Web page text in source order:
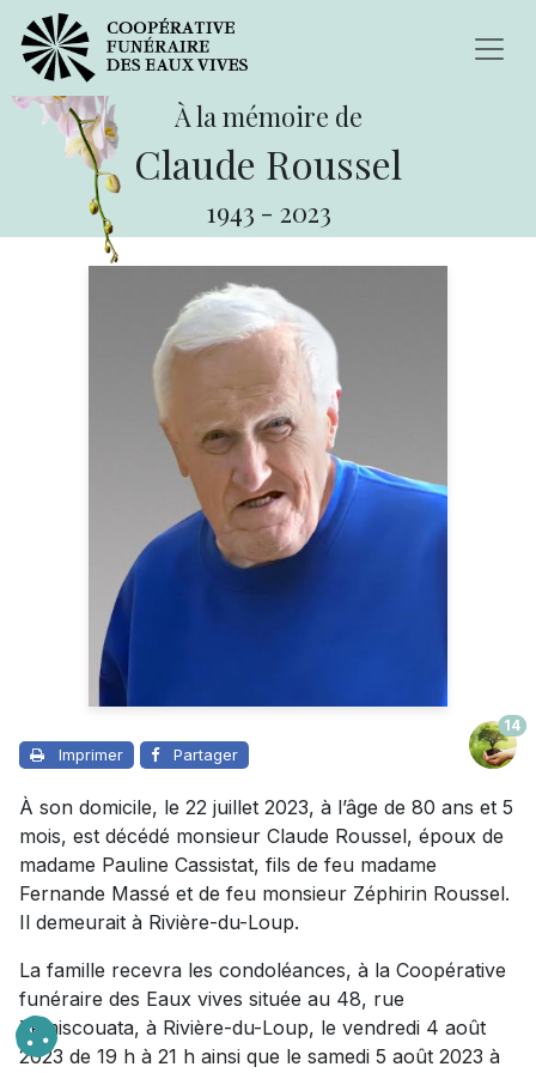
À la mémoire de
Claude Roussel
1943 - 2023
Imprimer Partager
14
À son domicile, le 22 juillet 2023, à l’âge de 80 ans et 5
mois, est décédé monsieur Claude Roussel, époux de
madame Pauline Cassistat, fils de feu madame
Fernande Massé et de feu monsieur Zéphirin Roussel.
Il demeurait à Rivière-du-Loup.
La famille recevra les condoléances, à la Coopérative
funéraire des Eaux vives située au 48, rue
Témiscouata, à Rivière-du-Loup, le vendredi 4 août
2023 de 19 h à 21 h ainsi que le samedi 5 août 2023 à